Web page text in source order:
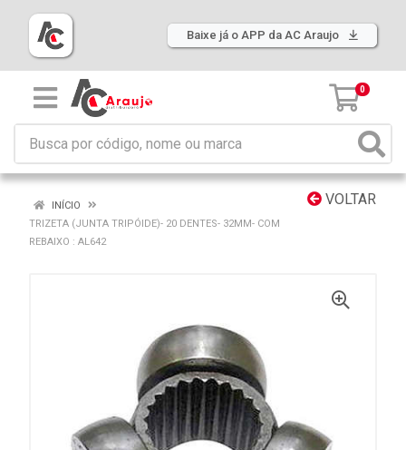
Baixe já o APP da AC Araujo
0
VOLTAR
INÍCIO
TRIZETA (JUNTA TRIPÓIDE)- 20 DENTES- 32MM- COM
REBAIXO : AL642